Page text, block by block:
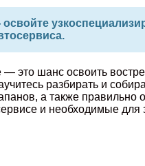
— это шанс освоить
разбирать и
а также
и необходимые для